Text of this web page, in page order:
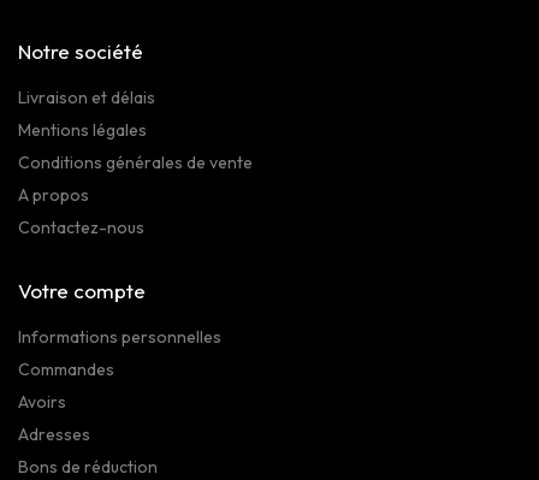
Notre société
Livraison et délais
Mentions légales
Conditions générales de vente
A propos
Contactez-nous
Votre compte
Informations personnelles
Commandes
Avoirs
Adresses
Bons de réduction